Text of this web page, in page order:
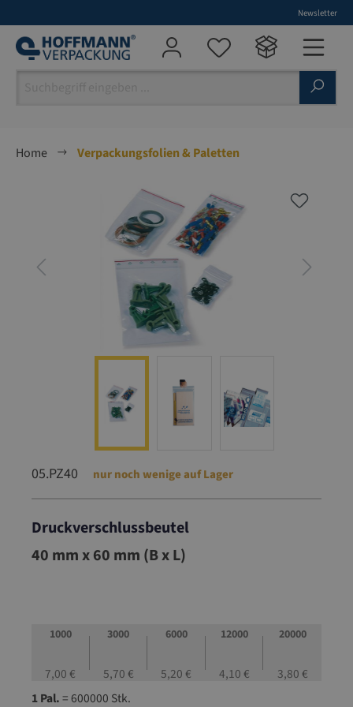
Newsletter
Home
Verpackungsfolien & Paletten
Bildergalerie überspringen
05.PZ40 nur noch wenige auf Lager
Druckverschlussbeutel
05.PZ40
40 mm x 60 mm (B x L)
1000
7,00 €
3000
5,70 €
6000
5,20 €
12000
4,10 €
20000
3,80 €
1 Pal.= 600000 Stk.